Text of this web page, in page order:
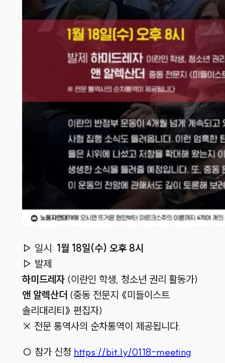
▷ 일시: 1월 18일(수) 오후 8시
▷ 발제
하미드레자(이란인 학생, 청소년 권리 활동가)
앤 알렉산더 (중동 전문지 《미들이스트
솔리대리티》 편집자)
※ 전문 통역사의 순차통역이 제공됩니다.
○ 참가 신청 https://bit.ly/0118-meeting